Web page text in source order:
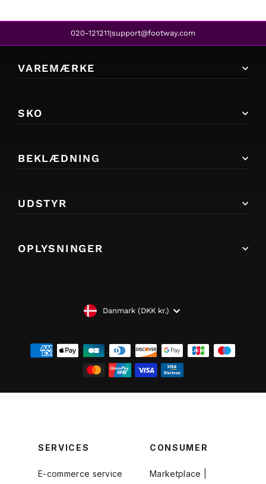
020-121211|support@footway.com
VAREMÆRKE
SKO
BEKLÆDNING
UDSTYR
OPLYSNINGER
VALUTADanmark (DKK kr.)
SERVICES
E-commerce service
CONSUMER
Marketplace |